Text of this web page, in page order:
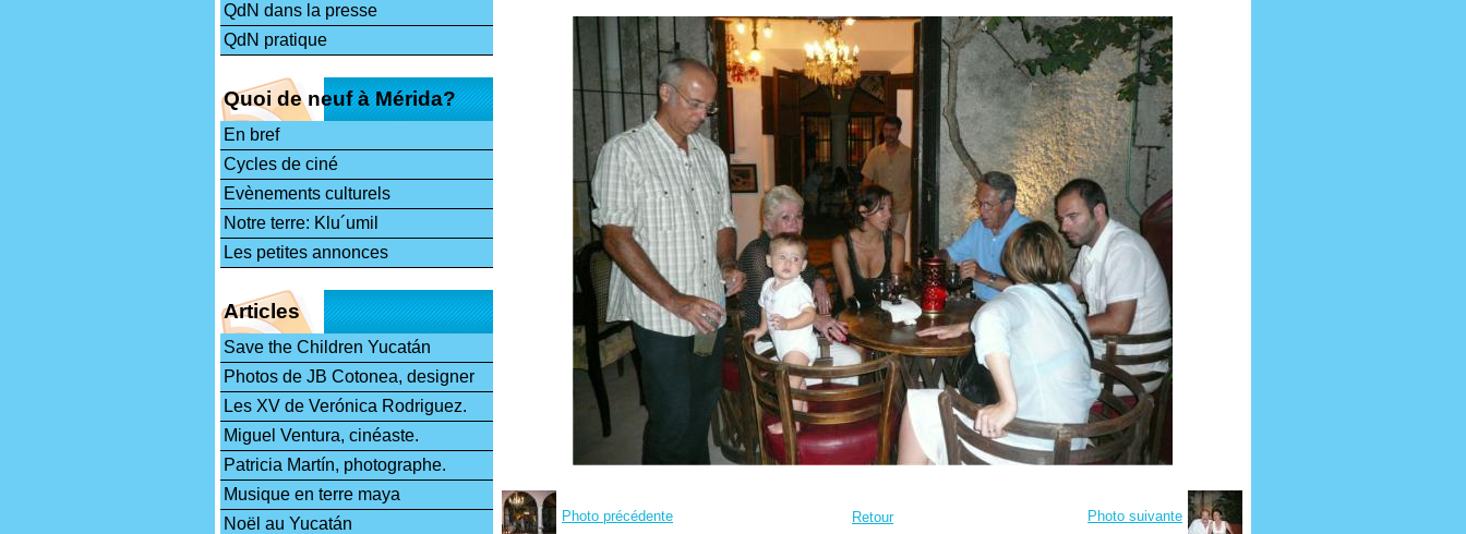
QdN dans la presse
QdN pratique
Quoi de neuf à Mérida?
En bref
Cycles de ciné
Evènements culturels
Notre terre: Klu´umil
Les petites annonces
Articles
Save the Children Yucatán
Photos de JB Cotonea, designer
Les XV de Verónica Rodriguez.
Miguel Ventura, cinéaste.
Patricia Martín, photographe.
Musique en terre maya
Noël au Yucatán
Photo précédente Retour Photo suivante